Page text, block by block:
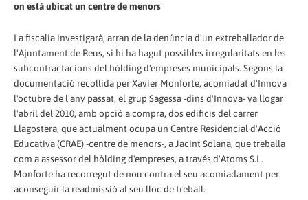
on està ubicat un centre de menors
La fiscalia investigarà, arran de la denúncia d'un extreballador de
l'Ajuntament de Reus, si hi ha hagut possibles irregularitats en les
subcontractacions del hòlding d'empreses municipals. Segons la
documentació recollida per Xavier Monforte, acomiadat d'Innova
l'octubre de l'any passat, el grup Sagessa -dins d'Innova- va llogar
l'abril del 2010, amb opció a compra, dos edificis del carrer
Llagostera, que actualment ocupa un Centre Residencial d'Acció
Educativa (CRAE) -centre de menors-, a Jacint Solana, que treballa
com a assessor del hòlding d'empreses, a través d'Atoms S.L.
Monforte ha recorregut de nou contra el seu acomiadament per
aconseguir la readmissió al seu lloc de treball.